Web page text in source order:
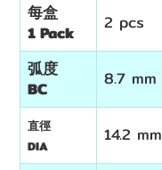
每盒
1 Pack
2 pcs
弧度
BC
8.7 mm
直徑
DIA
14.2 mm